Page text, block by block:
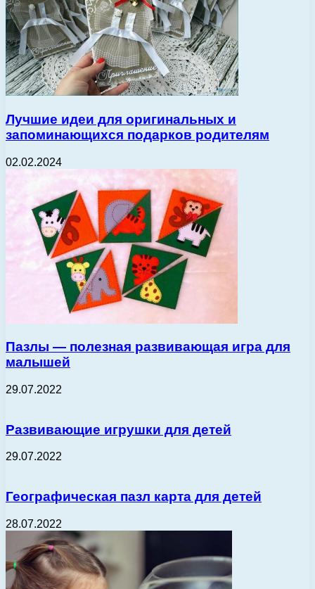
Лучшие идеи для оригинальных и
запоминающихся подарков родителям
02.02.2024
Пазлы — полезная развивающая игра для
малышей
29.07.2022
Развивающие игрушки для детей
29.07.2022
Географическая пазл карта для детей
28.07.2022